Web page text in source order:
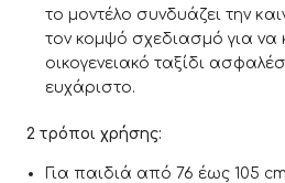
το μοντέλο συνδυάζει την
τον κομψό σχεδιασμό για να
οικογενειακό ταξίδι
ευχάριστο.
2 τρόποι χρήσης:
Για παιδιά από 76 έως 105